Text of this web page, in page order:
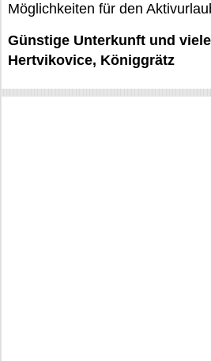
Möglichkeiten für den
Günstige Unterkunft und
Hertvikovice, Königgrätz